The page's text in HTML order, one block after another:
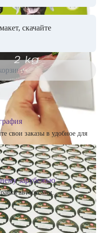
скачайте
свои заказы в удобное для
зарубежью
автобусами.